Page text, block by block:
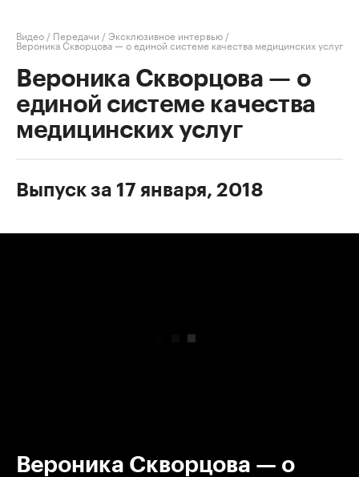
Видео / Передачи /Эксклюзивное интервью /
Вероника Скворцова — о единой системе качества медицинских услуг
Вероника Скворцова — о
единой системе качества
медицинских услуг
Выпуск за 17 января, 2018
Вероника Скворцова — о